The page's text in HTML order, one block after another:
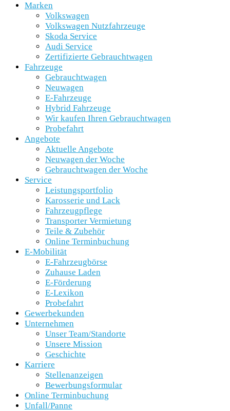
Marken
Volkswagen
Volkswagen Nutzfahrzeuge
Skoda Service
Audi Service
Zertifizierte Gebrauchtwagen
Fahrzeuge
Gebrauchtwagen
Neuwagen
E-Fahrzeuge
Hybrid Fahrzeuge
Wir kaufen Ihren Gebrauchtwagen
Probefahrt
Angebote
Aktuelle Angebote
Neuwagen der Woche
Gebrauchtwagen der Woche
Service
Leistungsportfolio
Karosserie und Lack
Fahrzeugpflege
Transporter Vermietung
Teile & Zubehör
Online Terminbuchung
E-Mobilität
E-Fahrzeugbörse
Zuhause Laden
E-Förderung
E-Lexikon
Probefahrt
Gewerbekunden
Unternehmen
Unser Team/Standorte
Unsere Mission
Geschichte
Karriere
Stellenanzeigen
Bewerbungsformular
Online Terminbuchung
Unfall/Panne